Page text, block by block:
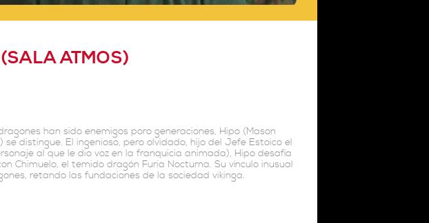
ATMOS)
han sido enemigos poro generaciones, Hipo (Mason
se distingue. El ingenioso, pero olvidado, hijo del Jefe Estoico el
al que le dio voz en la franquicia animada), Hipo desafía
Chimuelo, el temido dragón Furia Nocturna. Su vínculo inusual
retando las fundaciones de la sociedad vikinga.